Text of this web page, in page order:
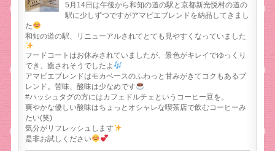
5月14日は午後から和知の道の駅と京都新光悦村の道の
駅に少しずつですがアマビエブレンドを納品してきまし
た
和知の道の駅、リニューアルされてとても見やすくなっていました
フードコートはお休みされていましたが、景色がキレイでゆっくり
でき、癒されそうでしたよ
アマビエブレンドはモカベースのふわっと甘みがきてコクもあるブ
レンド。苦味、酸味は少なめです
#ハッシュタグの方にはカフェドルチェというコーヒー豆を。
爽やかな優しい酸味はちょっとオシャレな喫茶店で飲むコーヒーみ
たい(笑)
気分がリフレッシュします
是非お試しください